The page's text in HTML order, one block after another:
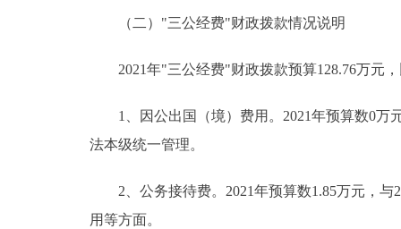
（二）"三公经费"财政拨款情况说明
2021年"三公经费"财政拨款预算128.76万元，
1、因公出国（境）费用。2021年预算数0万
法本级统一管理。
2、公务接待费。2021年预算数1.85万元，与
用等方面。